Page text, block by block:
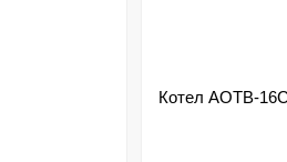
Котел АОТВ-